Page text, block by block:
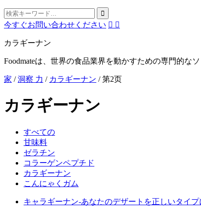
今すぐお問い合わせください  
カラギーナン
Foodmateは、世界の食品業界を動かすための専門的な
家 /洞察 力 / カラギーナン /第2页
カラギーナン
すべての
甘味料
ゼラチン
コラーゲンペプチド
カラギーナン
こんにゃくガム
キャラギーナン-あなたのデザートを正しいタイ